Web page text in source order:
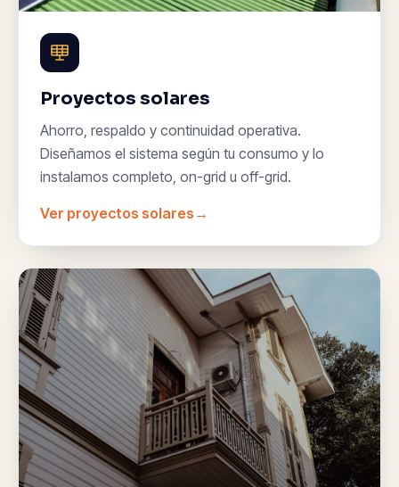
Proyectos solares
Ahorro, respaldo y continuidad operativa.
Diseñamos el sistema según tu consumo y lo
instalamos completo, on-grid u off-grid.
Ver proyectos solares →